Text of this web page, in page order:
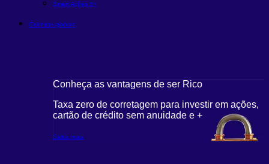
Smart Ações 5+
Carteiras globais
Conheça as vantagens de ser Rico
Taxa zero de corretagem para investir em ações,
cartão de crédito sem anuidade e +
Saiba mais